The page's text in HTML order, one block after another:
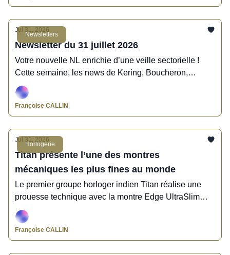
Newsletters
Jul 31, 2026
Newsletter du 31 juillet 2026
Votre nouvelle NL enrichie d’une veille sectorielle !
Cette semaine, les news de Kering, Boucheron,
Catawiki, Fullord, Gemmyo, LoveLab, Titan, Jaeger-
LeCoultre, Francéclat, Harricana, Morganne Bello,
Mysteryjoy, Van Den Abeele, Madridjoya.
Françoise CALLIN
Horlogerie
Jul 31, 2026
Titan présente l’une des montres
mécaniques les plus fines au monde
Le premier groupe horloger indien Titan réalise une
prouesse technique avec la montre Edge UltraSlim
Mechanical et la présente au Grand Prix d'Horlogerie
de Genève 2026.
Françoise CALLIN